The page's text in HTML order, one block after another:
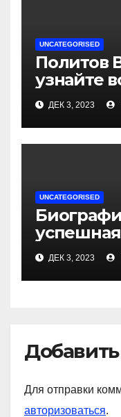
UNCATEGORISED
Политов
узнайте
ДЕК 3, 2023
UNCATEGORISED
карьера,
знаковые
ДЕК 3, 2023
Для отправки
авторизоваться.